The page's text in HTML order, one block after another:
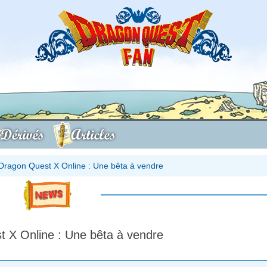
Dérivés Articles
Quest X Online : Une bêta à vendre
X Online : Une bêta à vendre